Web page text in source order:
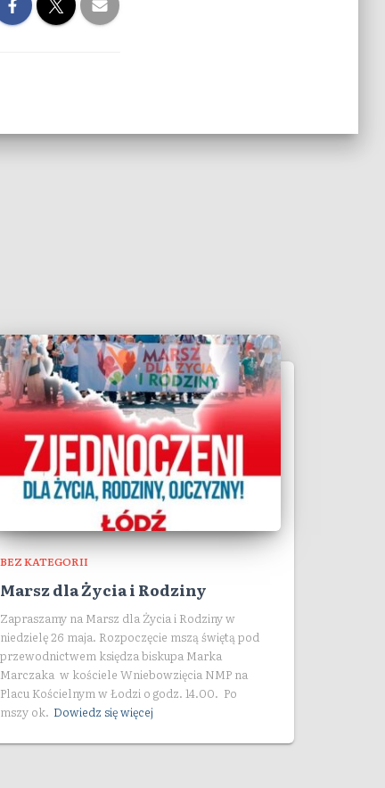
BEZ KATEGORII
Marsz dla Życia i Rodziny
Zapraszamy na Marsz dla Życia i Rodziny w
niedzielę 26 maja. Rozpoczęcie mszą świętą pod
przewodnictwem księdza biskupa Marka
Marczaka w kościele Wniebowzięcia NMP na
Placu Kościelnym w Łodzi o godz. 14.00. Po
mszy ok. Dowiedz się więcej